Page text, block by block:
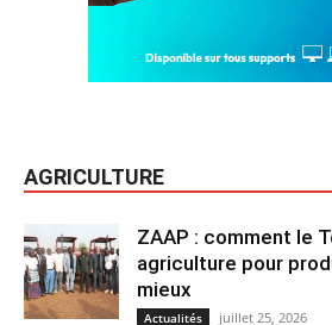
AGRICULTURE
ZAAP : comment le
agriculture pour
mieux
Actualités juillet 25, 2026